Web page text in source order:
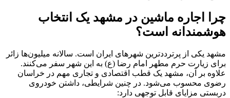
چرا اجاره ماشین در مشهد یک انتخاب
هوشمندانه است؟
مشهد یکی از پرترددترین شهرهای ایران است. سالانه میلیون‌ها زائر
برای زیارت حرم مطهر امام رضا (ع) به این شهر سفر می‌کنند.
علاوه بر آن، مشهد یک قطب اقتصادی و تجاری مهم در خراسان
رضوی محسوب می‌شود. در چنین شرایطی، داشتن خودروی
دربستی مزایای قابل توجهی دارد: